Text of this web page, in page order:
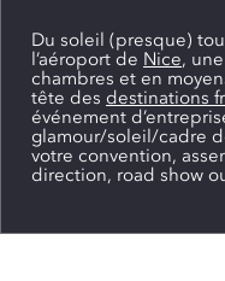
Du soleil (presque)
l’aéroport de Nice,
chambres et en
tête des destinations
événement
glamour/soleil/cadre
votre convention,
direction, road show